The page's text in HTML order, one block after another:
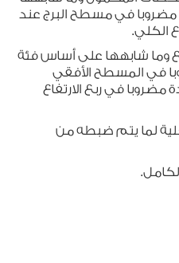
مضروبا في مسطح البرج عند
الكلي.
وما شابهها على أساس فئة
في المسطح الأفقي
في ربع الارتفاع
لما يتم ضبطه من